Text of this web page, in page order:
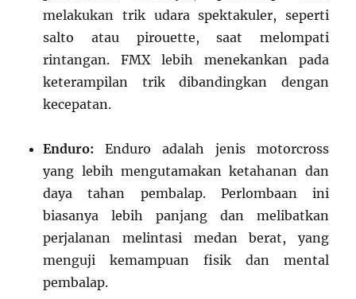
melakukan trik udara spektakuler, seperti
salto atau pirouette, saat melompati
rintangan. FMX lebih menekankan pada
keterampilan trik dibandingkan dengan
kecepatan.
Enduro: Enduro adalah jenis motorcross
yang lebih mengutamakan ketahanan dan
daya tahan pembalap. Perlombaan ini
biasanya lebih panjang dan melibatkan
perjalanan melintasi medan berat, yang
menguji kemampuan fisik dan mental
pembalap.